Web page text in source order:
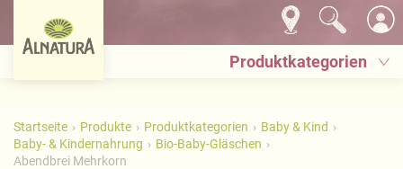
Produktkategorien
Startseite Produkte Produktkategorien
Baby & Kind
Baby- & Kindernahrung
Bio-Baby-Gläschen
Abendbrei Mehrkorn